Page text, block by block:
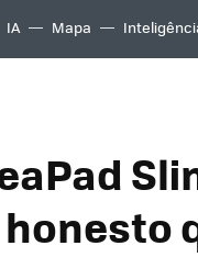
IA Mapa